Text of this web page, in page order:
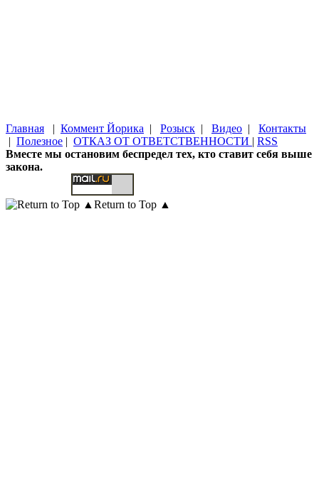
Главная | Коммент Йорика | Розыск | Видео | Контакты
| Полезное | ОТКАЗ ОТ ОТВЕТСТВЕННОСТИ | RSS
Вместе мы остановим беспредел тех, кто ставит себя выше
закона.
Return to Top ▲